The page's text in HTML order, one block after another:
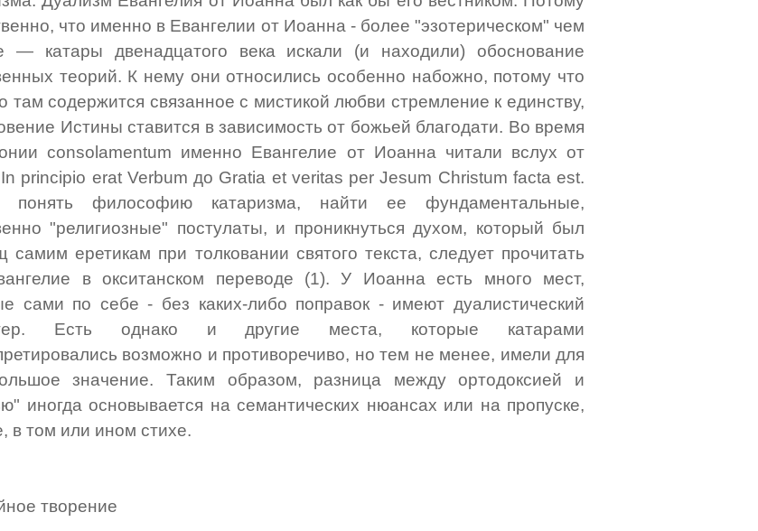
что именно в Евангелии от Иоанна - более "эзотерическом" чем
— катары двенадцатого века искали (и находили) обоснование
теорий. К нему они относились особенно набожно, потому что
там содержится связанное с мистикой любви стремление к единству,
Истины ставится в зависимость от божьей благодати. Во время
consolamentum именно Евангелие от Иоанна читали вслух от
principio erat Verbum до Gratia et veritas per Jesum Christum facta est.
понять философию катаризма, найти ее фундаментальные,
"религиозные" постулаты, и проникнуться духом, который был
самим еретикам при толковании святого текста, следует прочитать
в окситанском переводе (1). У Иоанна есть много мест,
сами по себе - без каких-либо поправок - имеют дуалистический
Есть однако и другие места, которые катарами
возможно и противоречиво, но тем не менее, имели для
значение. Таким образом, разница между ортодоксией и
иногда основывается на семантических нюансах или на пропуске,
в том или ином стихе.
творение